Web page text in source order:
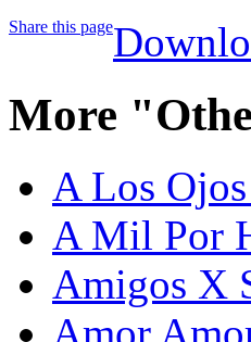
Share this page
More
A Los
A Mil Por
Amigos X